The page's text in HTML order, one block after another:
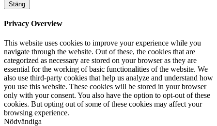
Stäng
Privacy Overview
This website uses cookies to improve your experience while you
navigate through the website. Out of these, the cookies that are
categorized as necessary are stored on your browser as they are
essential for the working of basic functionalities of the website. We
also use third-party cookies that help us analyze and understand how
you use this website. These cookies will be stored in your browser
only with your consent. You also have the option to opt-out of these
cookies. But opting out of some of these cookies may affect your
browsing experience.
Nödvändiga